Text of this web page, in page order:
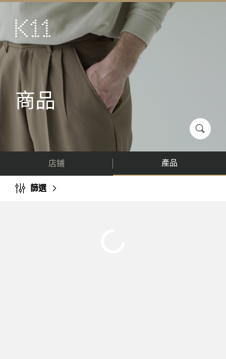
藝術及文化
店鋪
美饌
活動
優惠及推廣
關於
商品
店鋪 產品
篩選